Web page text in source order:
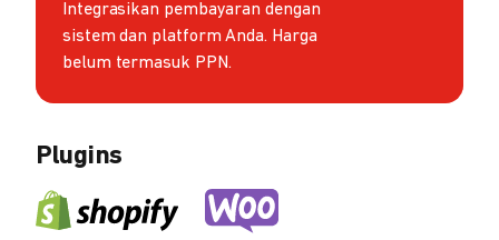
Integrasikan pembayaran dengan
sistem dan platform Anda. Harga
belum termasuk PPN.
Plugins